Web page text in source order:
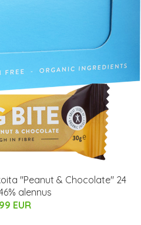
"Peanut & Chocolate" 24
alennus
EUR